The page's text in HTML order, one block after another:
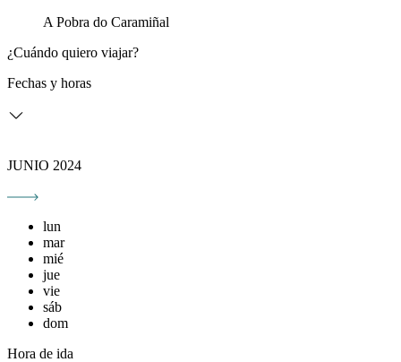
A Pobra do Caramiñal
¿Cuándo quiero viajar?
Fechas y horas
JUNIO 2024
lun
mar
mié
jue
vie
sáb
dom
Hora de ida